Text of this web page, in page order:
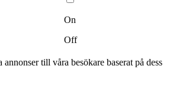
On
Off
till våra besökare baserat på dess